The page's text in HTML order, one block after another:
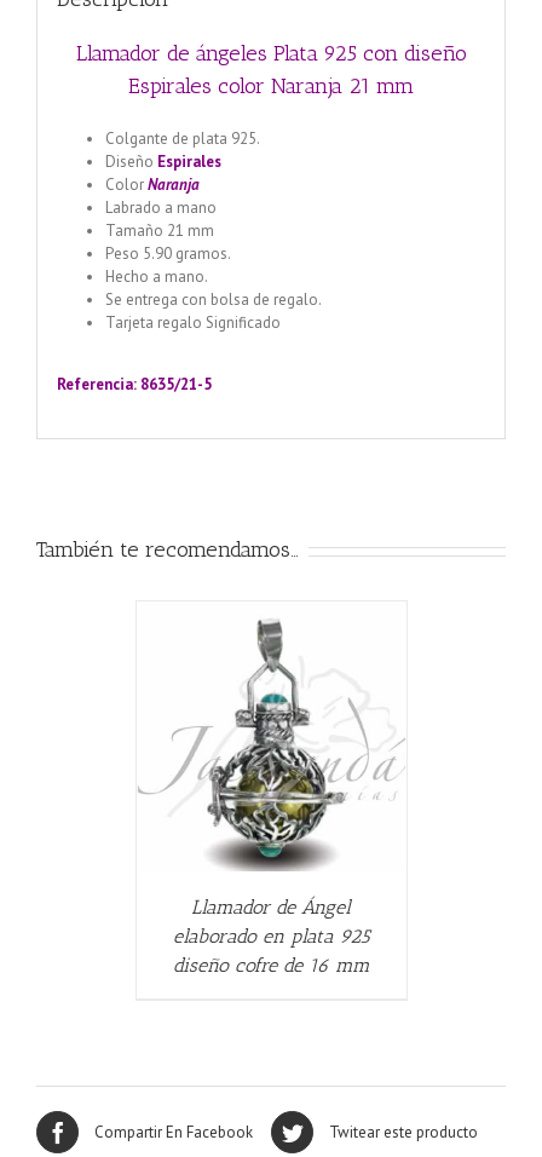
Llamador de ángeles Plata 925 con diseño
Espirales color Naranja 21 mm
Colgante de plata 925.
Diseño Espirales
ColorNaranja
Labrado a mano
Tamaño 21 mm
Peso 5.90 gramos.
Hecho a mano.
Se entrega con bolsa de regalo.
Tarjeta regalo Significado
Referencia: 8635/21-5
También te recomendamos…
Llamador de Ángel
elaborado en plata 925
diseño cofre de 16 mm
Compartir En Facebook Twitear este producto